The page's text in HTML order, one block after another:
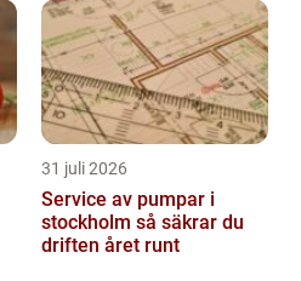
31 juli 2026
Service av pumpar i
stockholm så säkrar du
driften året runt